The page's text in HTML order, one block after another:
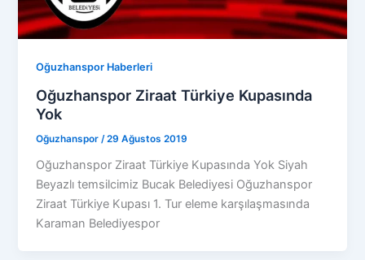
Oğuzhanspor Haberleri
Oğuzhanspor Ziraat Türkiye Kupasında
Yok
Oğuzhanspor /29 Ağustos 2019
Oğuzhanspor Ziraat Türkiye Kupasında Yok Siyah
Beyazlı temsilcimiz Bucak Belediyesi Oğuzhanspor
Ziraat Türkiye Kupası 1. Tur eleme karşılaşmasında
Karaman Belediyespor